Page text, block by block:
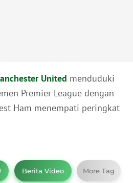
United menduduki
Premier League dengan
Ham menempati peringkat
Berita Video More Tag